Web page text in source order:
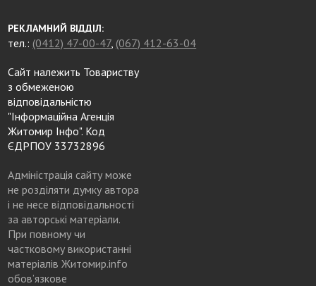
РЕКЛАМНИЙ ВІДДІЛ:
тел.: (0412) 47-00-47, (067) 412-63-04
Сайт належить Товариству
з обмеженою
відповідальністю
"Інформаційна Агенція
Житомир Інфо". Код
ЄДРПОУ 33732896
Адміністрація сайту може
не розділяти думку автора
і не несе відповідальності
за авторські матеріали.
При повному чи
частковому використанні
матеріалів Житомир.info
обов’язкове